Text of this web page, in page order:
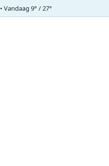
• Vandaag 9° / 27°